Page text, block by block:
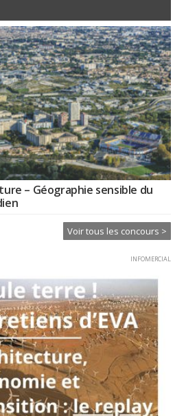
– Géographie sensible du
Voir tous les concours >
INFOMERCIAL